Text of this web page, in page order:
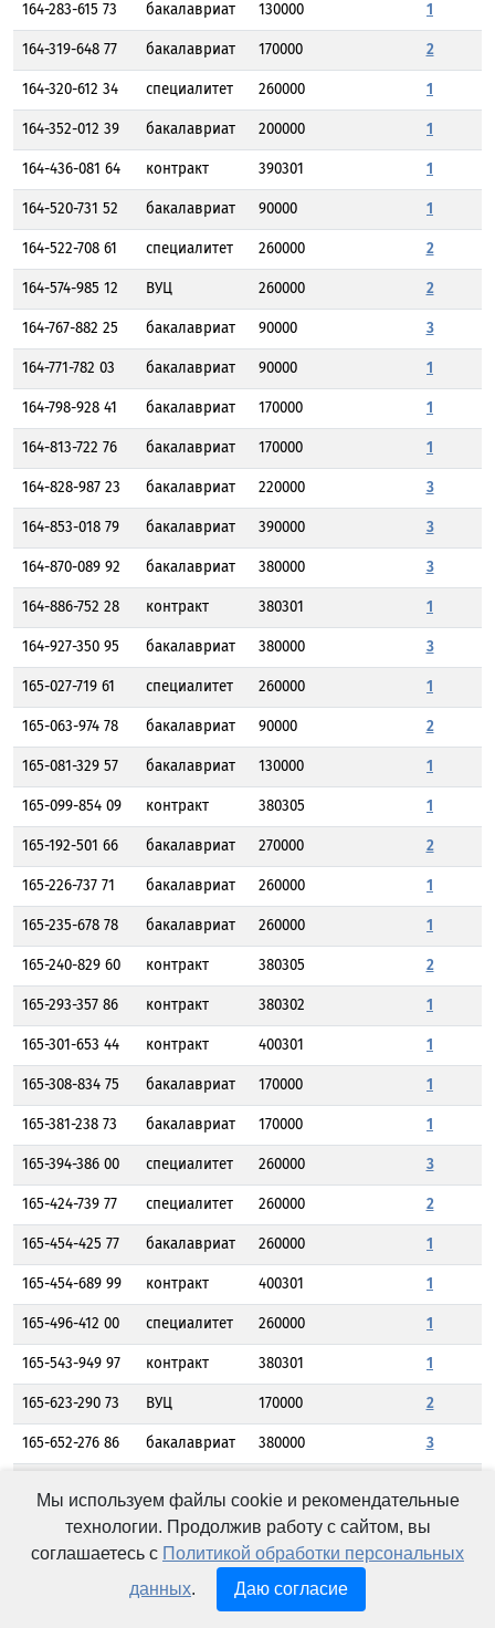
164-283-615 73 бакалавриат 130000 1
164-319-648 77 бакалавриат 170000 2
164-320-612 34 специалитет 260000 1
164-352-012 39 бакалавриат 200000 1
164-436-081 64 контракт 390301 1
164-520-731 52 бакалавриат 90000 1
164-522-708 61 специалитет 260000 2
164-574-985 12 ВУЦ 260000 2
164-767-882 25 бакалавриат 90000 3
164-771-782 03 бакалавриат 90000 1
164-798-928 41 бакалавриат 170000 1
164-813-722 76 бакалавриат 170000 1
164-828-987 23 бакалавриат 220000 3
164-853-018 79 бакалавриат 390000 3
164-870-089 92 бакалавриат 380000 3
164-886-752 28 контракт 380301 1
164-927-350 95 бакалавриат 380000 3
165-027-719 61 специалитет 260000 1
165-063-974 78 бакалавриат 90000 2
165-081-329 57 бакалавриат 130000 1
165-099-854 09 контракт 380305 1
165-192-501 66 бакалавриат 270000 2
165-226-737 71 бакалавриат 260000 1
165-235-678 78 бакалавриат 260000 1
165-240-829 60 контракт 380305 2
165-293-357 86 контракт 380302 1
165-301-653 44 контракт 400301 1
165-308-834 75 бакалавриат 170000 1
165-381-238 73 бакалавриат 170000 1
165-394-386 00 специалитет 260000 3
165-424-739 77 специалитет 260000 2
165-454-425 77 бакалавриат 260000 1
165-454-689 99 контракт 400301 1
165-496-412 00 специалитет 260000 1
165-543-949 97 контракт 380301 1
165-623-290 73 ВУЦ 170000 2
165-652-276 86 бакалавриат 380000 3
165-775-654 19 ВУЦ 260000 2
165-859-656 33 бакалавриат 260000 1
бакалавриат
Мы используем файлы cookie и рекомендательные
технологии. Продолжив работу с сайтом, вы
соглашаетесь с Политикой обработки персональных
данных. Даю согласие